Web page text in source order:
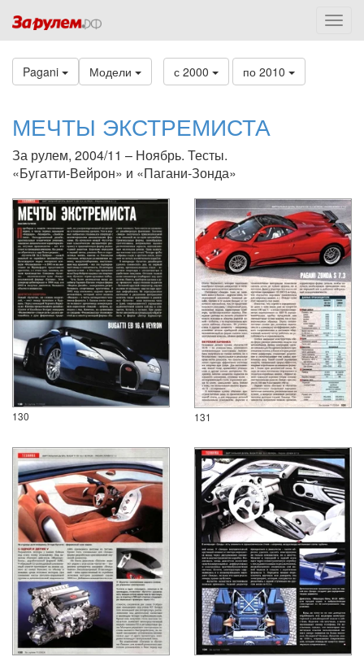
Pagani Модели с 2000 по 2010
МЕЧТЫ ЭКСТРЕМИСТА
За рулем, 2004/11 – Ноябрь. Тесты.
«Бугатти-Вейрон» и «Пагани-Зонда»
130 131